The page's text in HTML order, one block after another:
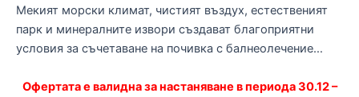
Мекият морски климат, чистият въздух, естественият
парк и минералните извори създават благоприятни
условия за съчетаване на почивка с балнеолечение…
Офертата е валидна за настаняване в периода 30.12 –